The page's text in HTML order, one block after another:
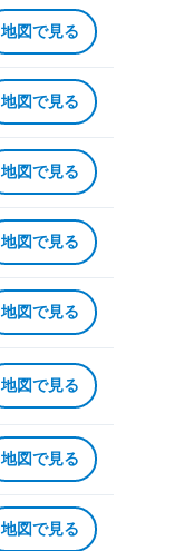
地図で見る
地図で見る
地図で見る
地図で見る
地図で見る
地図で見る
地図で見る
地図で見る